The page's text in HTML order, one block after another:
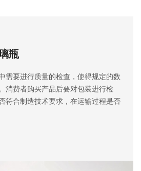
瓶
需要进行质量的检查，使得规定的数
消费者购买产品后要对包装进行检
符合制造技术要求，在运输过程是否